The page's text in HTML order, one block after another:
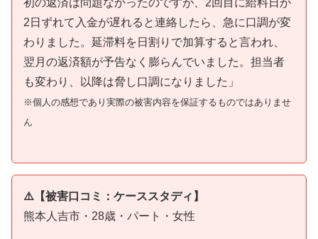
2日ずれて入金が遅れると連絡したら、急に口調が変
わりました。延滞料を日割りで加算すると言われ、
翌月の返済額が予告なく膨らんでいました。担当者
も変わり、以降は脅し口調になりました」
※個人の感想であり実際の被害内容を保証するものではありませ
ん
⚠️【被害口コミ：ケーススタディ】
熊本人吉市・28歳・パート・女性